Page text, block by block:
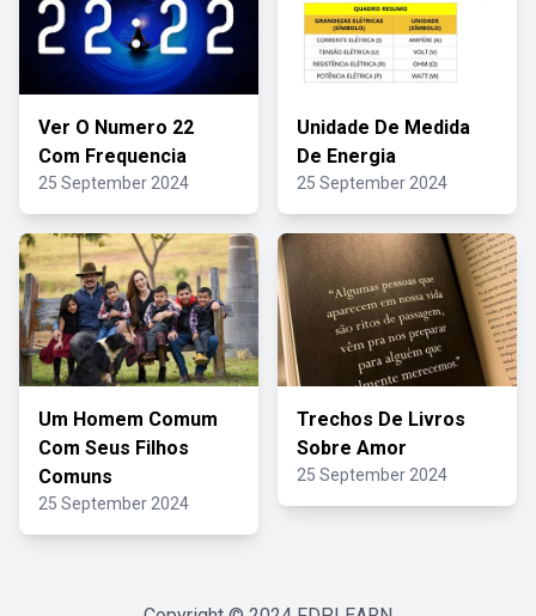
Ver O Numero 22
Com Frequencia
25 September 2024
Unidade De Medida
De Energia
25 September 2024
Um Homem Comum
Com Seus Filhos
Comuns
25 September 2024
Trechos De Livros
Sobre Amor
25 September 2024